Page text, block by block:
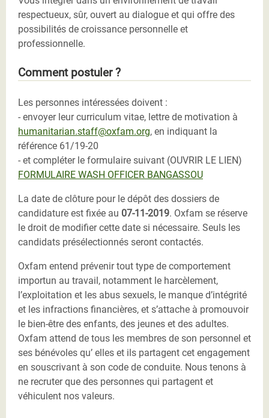
respectueux, sûr, ouvert au dialogue et qui offre des
possibilités de croissance personnelle et
professionnelle.
Comment postuler ?
Les personnes intéressées doivent :
- envoyer leur curriculum vitae, lettre de motivation à
humanitarian.staff@oxfam.org, en indiquant la
référence 61/19-20
- et compléter le formulaire suivant (OUVRIR LE LIEN)
FORMULAIRE WASH OFFICER BANGASSOU
La date de clôture pour le dépôt des dossiers de
candidature est fixée au 07-11-2019. Oxfam se réserve
le droit de modifier cette date si nécessaire. Seuls les
candidats présélectionnés seront contactés.
Oxfam entend prévenir tout type de comportement
importun au travail, notamment le harcèlement,
l’exploitation et les abus sexuels, le manque d’intégrité
et les infractions financières, et s’attache à promouvoir
le bien-être des enfants, des jeunes et des adultes.
Oxfam attend de tous les membres de son personnel et
ses bénévoles qu’ elles et ils partagent cet engagement
en souscrivant à son code de conduite. Nous tenons à
ne recruter que des personnes qui partagent et
véhiculent nos valeurs.